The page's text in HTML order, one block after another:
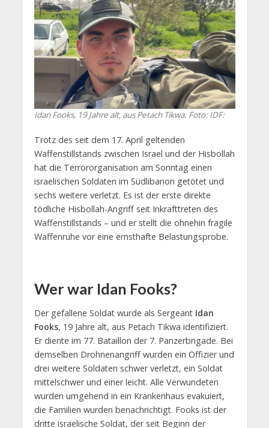
Idan Fooks, 19 Jahre alt, aus Petach Tikwa. Foto: IDF:
Trotz des seit dem 17. April geltenden
Waffenstillstands zwischen Israel und der Hisbollah
hat die Terrororganisation am Sonntag einen
israelischen Soldaten im Südlibanon getötet und
sechs weitere verletzt. Es ist der erste direkte
tödliche Hisbollah-Angriff seit Inkrafttreten des
Waffenstillstands – und er stellt die ohnehin fragile
Waffenruhe vor eine ernsthafte Belastungsprobe.
Wer war Idan Fooks?
Der gefallene Soldat wurde als Sergeant Idan
Fooks, 19 Jahre alt, aus Petach Tikwa identifiziert.
Er diente im 77. Bataillon der 7. Panzerbrigade. Bei
demselben Drohnenangriff wurden ein Offizier und
drei weitere Soldaten schwer verletzt, ein Soldat
mittelschwer und einer leicht. Alle Verwundeten
wurden umgehend in ein Krankenhaus evakuiert,
die Familien wurden benachrichtigt. Fooks ist der
dritte israelische Soldat, der seit Beginn der